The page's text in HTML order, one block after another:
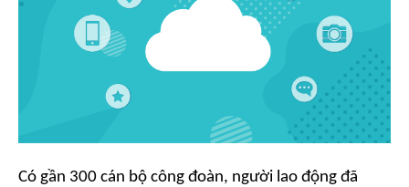
Có gần 300 cán bộ công đoàn, người lao động đã